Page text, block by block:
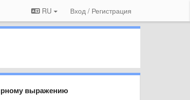
RU Вход / Регистрация
выражению